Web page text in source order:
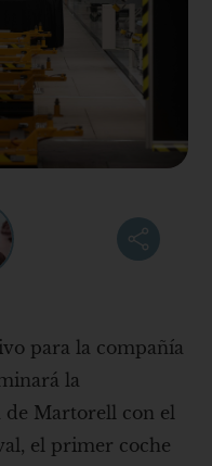
para la compañía
la
de Martorell con el
el primer coche